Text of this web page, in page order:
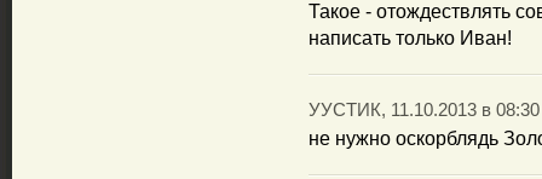
Такое - отождествлять
написать только Иван!
УУСТИК, 11.10.2013 в 08:30
не нужно оскорблядь